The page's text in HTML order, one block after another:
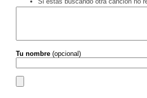
Tu nombre (opcional)